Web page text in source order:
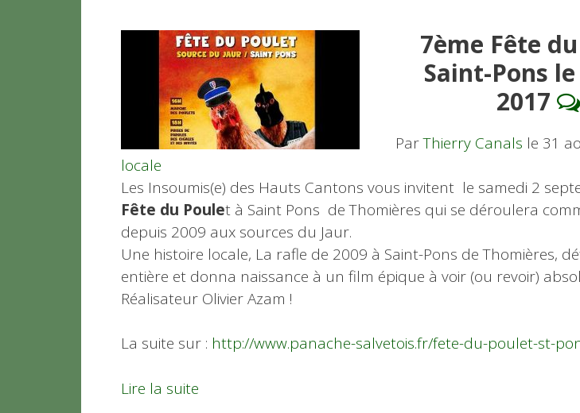
7ème Fête
Saint-Pons
2017
ParThierry Canals le 31
locale
Les Insoumis(e) des Hauts Cantons vous invitent le samedi 2
Fête du Poulet à Saint Pons de Thomières qui se déroulera
depuis 2009 aux sources du Jaur.
Une histoire locale, La rafle de 2009 à Saint-Pons de Thomières,
entière et donna naissance à un film épique à voir (ou revoir)
Réalisateur Olivier Azam !
La suite sur : http://www.panache-salvetois.fr/fete-du-poulet-st-
Lire la suite